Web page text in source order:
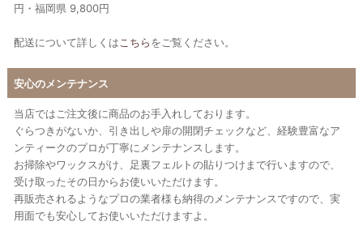
円・福岡県 9,800円
配送について詳しくは こちらをご覧ください。
安心のメンテナンス
当店ではご注文後に商品のお手入れしております。
ぐらつきがないか、引き出しや扉の開閉チェックなど、経験豊富なア
ンティークのプロが丁寧にメンテナンスします。
お掃除やワックスがけ、足裏フェルトの貼りつけまで行いますので、
受け取ったその日からお使いいただけます。
再販売されるようなプロの業者様も納得のメンテナンスですので、実
用面でも安心してお使いいただけますよ。